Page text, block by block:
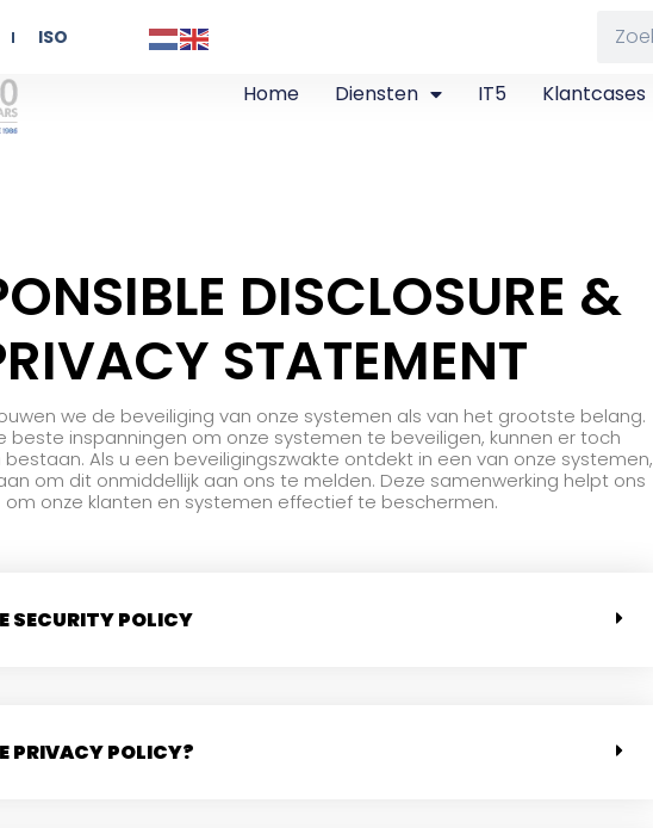
ISO
Home Diensten IT5 Klantcases
DISCLOSURE &
STATEMENT
we de beveiliging van onze systemen als van het grootste belang.
beste inspanningen om onze systemen te beveiligen, kunnen er toch
Als u een beveiligingszwakte ontdekt in een van onze systemen,
om dit onmiddellijk aan ons te melden. Deze samenwerking helpt ons
om onze klanten en systemen effectief te beschermen.
SECURITY POLICY
PRIVACY POLICY?